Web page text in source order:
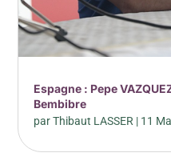
Espagne : Pepe
Bembibre
parThibaut LASSER | 11